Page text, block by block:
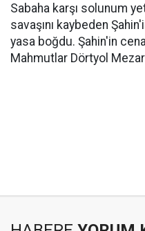
Sabaha karşı solunum
savaşını kaybeden
yasa boğdu. Şahin'in
Mahmutlar Dörtyol